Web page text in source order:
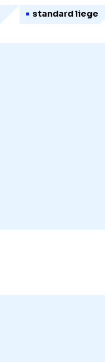
standard liege